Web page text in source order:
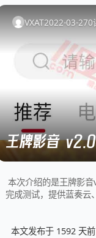
VXAT2022-03-270
王牌影音
本次介绍的是王牌影
完成测试，提供蓝奏云
本文发布于 1592 天